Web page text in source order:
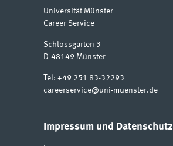
Universität Münster
Career Service
Schlossgarten 3
D-48149 Münster
Tel: +49 251 83-32293
careerservice@uni-muenster.de
Impressum und Datenschutz